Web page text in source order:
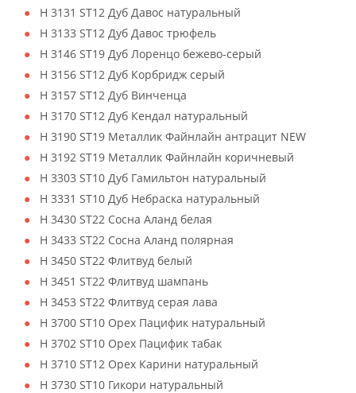
H 3131 ST12 Дуб Давос натуральный
H 3133 ST12 Дуб Давос трюфель
H 3146 ST19 Дуб Лоренцо бежево-серый
H 3156 ST12 Дуб Корбридж серый
H 3157 ST12 Дуб Винченца
H 3170 ST12 Дуб Кендал натуральный
H 3190 ST19 Металлик Файнлайн антрацит NEW
H 3192 ST19 Металлик Файнлайн коричневый
H 3303 ST10 Дуб Гамильтон натуральный
H 3331 ST10 Дуб Небраска натуральный
H 3430 ST22 Сосна Аланд белая
H 3433 ST22 Сосна Аланд полярная
H 3450 ST22 Флитвуд белый
H 3451 ST22 Флитвуд шампань
H 3453 ST22 Флитвуд серая лава
H 3700 ST10 Орех Пацифик натуральный
H 3702 ST10 Орех Пацифик табак
H 3710 ST12 Орех Карини натуральный
H 3730 ST10 Гикори натуральный